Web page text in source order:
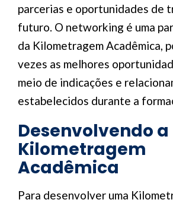
parcerias e oportunidades de
futuro. O networking é uma
da Kilometragem Acadêmica,
vezes as melhores
meio de indicações e
estabelecidos durante a
Desenvolvendo a
Kilometragem
Acadêmica
Para desenvolver uma